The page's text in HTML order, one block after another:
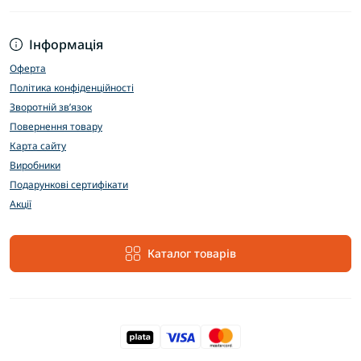
Інформація
Оферта
Політика конфіденційності
Зворотній зв’язок
Повернення товару
Карта сайту
Виробники
Подарункові сертифікати
Акції
Каталог товарів